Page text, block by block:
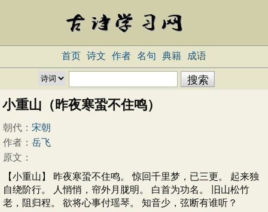
首页 诗文 作者 名句 典籍 成语
小重山（昨夜寒蛩不住鸣）
朝代： 宋朝
作者： 岳飞
原文：
【小重山】 昨夜寒蛩不住鸣。 惊回千里梦，已三更。 起来独
自绕阶行。 人悄悄，帘外月胧明。 白首为功名。 旧山松竹
老，阻归程。 欲将心事付瑶琴。 知音少，弦断有谁听？